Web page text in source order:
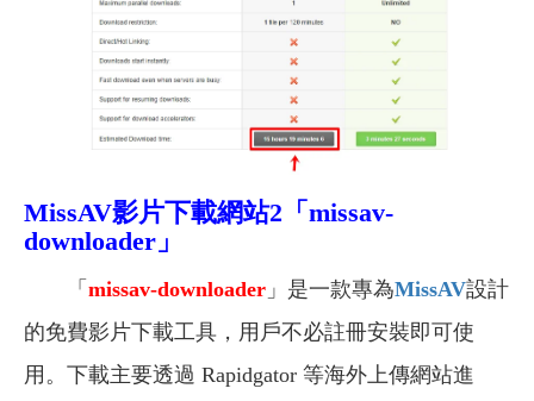
MissAV影片下載網站2「missav-
downloader」
「 missav-downloader 」是一款專為MissAV設計
的免費影片下載工具，用戶不必註冊安裝即可使
用。下載主要透過 Rapidgator 等海外上傳網站進